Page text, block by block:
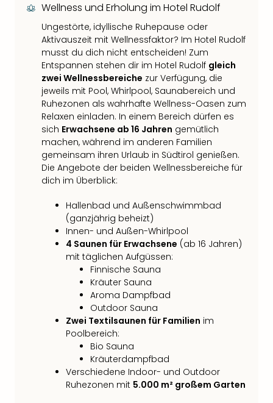
Wellness und Erholung im Hotel Rudolf
Ungestörte, idyllische Ruhepause oder
Aktivauszeit mit Wellnessfaktor? Im Hotel Rudolf
musst du dich nicht entscheiden! Zum
Entspannen stehen dir im Hotel Rudolf gleich
zwei Wellnessbereiche zur Verfügung, die
jeweils mit Pool, Whirlpool, Saunabereich und
Ruhezonen als wahrhafte Wellness-Oasen zum
Relaxen einladen. In einem Bereich dürfen es
sich Erwachsene ab 16 Jahren gemütlich
machen, während im anderen Familien
gemeinsam ihren Urlaub in Südtirol genießen.
Die Angebote der beiden Wellnessbereiche für
dich im Überblick:
Hallenbad und Außenschwimmbad
(ganzjährig beheizt)
Innen- und Außen-Whirlpool
4 Saunen für Erwachsene (ab 16 Jahren)
mit täglichen Aufgüssen:
Finnische Sauna
Kräuter Sauna
Aroma Dampfbad
Outdoor Sauna
Zwei Textilsaunen für Familien im
Poolbereich:
Bio Sauna
Kräuterdampfbad
Verschiedene Indoor- und Outdoor
Ruhezonen mit 5.000 m² großem Garten